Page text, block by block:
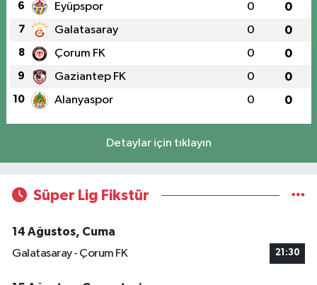
6 Eyüpspor 0 0
7 Galatasaray 0 0
8 Çorum FK 0 0
9 Gaziantep FK 0 0
10 Alanyaspor 0 0
Detaylar için tıklayın
Süper Lig Fikstür
14 Ağustos, Cuma
Galatasaray - Çorum FK
21:30